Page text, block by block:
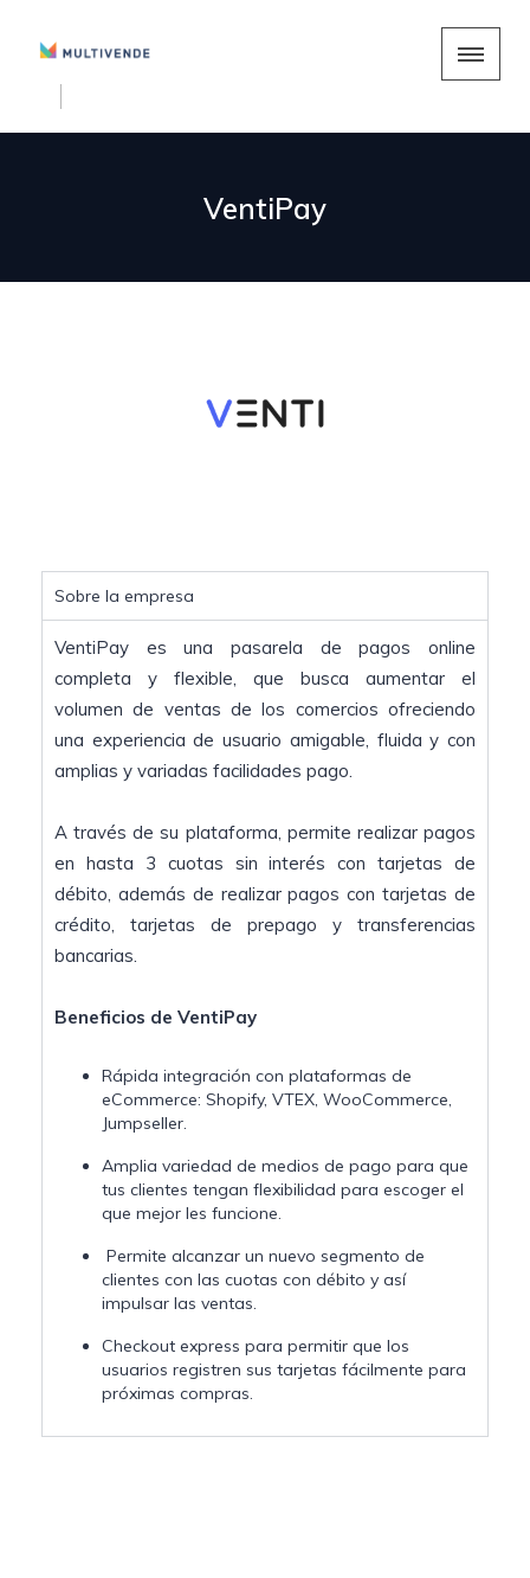
VentiPay
Sobre la empresa
VentiPay es una pasarela de pagos online
completa y flexible, que busca aumentar el
volumen de ventas de los comercios ofreciendo
una experiencia de usuario amigable, fluida y con
amplias y variadas facilidades pago.
A través de su plataforma, permite realizar pagos
en hasta 3 cuotas sin interés con tarjetas de
débito, además de realizar pagos con tarjetas de
crédito, tarjetas de prepago y transferencias
bancarias.
Beneficios de VentiPay
Rápida integración con plataformas de
eCommerce: Shopify, VTEX, WooCommerce,
Jumpseller.
Amplia variedad de medios de pago para que
tus clientes tengan flexibilidad para escoger el
que mejor les funcione.
Permite alcanzar un nuevo segmento de
clientes con las cuotas con débito y así
impulsar las ventas.
Checkout express para permitir que los
usuarios registren sus tarjetas fácilmente para
próximas compras.